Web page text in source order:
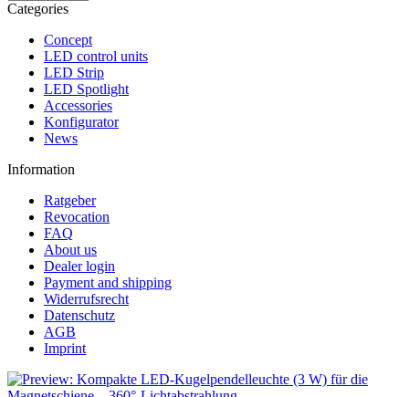
Categories
Concept
LED control units
LED Strip
LED Spotlight
Accessories
Konfigurator
News
Information
Ratgeber
Revocation
FAQ
About us
Dealer login
Payment and shipping
Widerrufsrecht
Datenschutz
AGB
Imprint